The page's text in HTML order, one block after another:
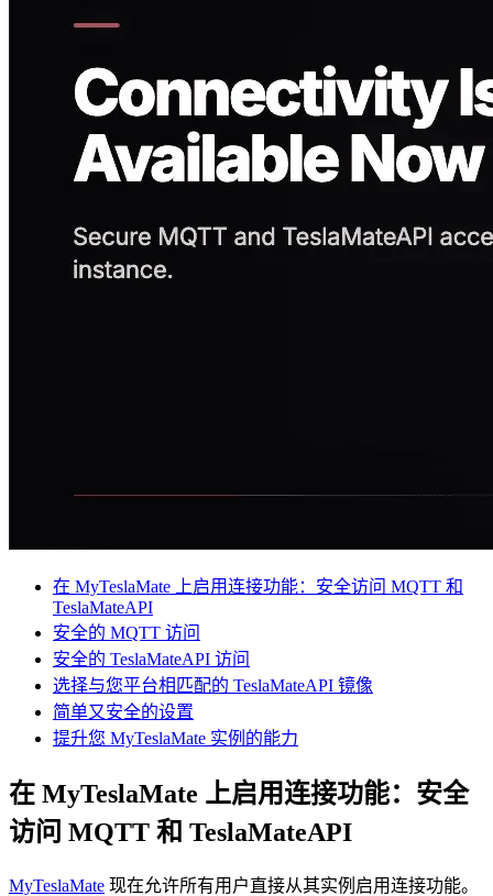
在 MyTeslaMate 上启用连接功能：安全访问 MQTT 和
TeslaMateAPI
安全的 MQTT 访问
安全的 TeslaMateAPI 访问
选择与您平台相匹配的 TeslaMateAPI 镜像
简单又安全的设置
提升您 MyTeslaMate 实例的能力
在 MyTeslaMate 上启用连接功能：安全
访问 MQTT 和 TeslaMateAPI
MyTeslaMate 现在允许所有用户直接从其实例启用连接功能。